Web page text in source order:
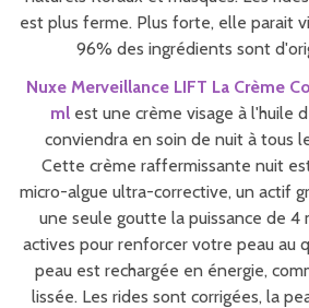
est plus ferme. Plus forte, elle parait
96% des ingrédients sont
Nuxe Merveillance LIFT La Crème
ml est une crème visage à l'huile
conviendra en soin de nuit à tous
Cette crème raffermissante nuit
micro-algue ultra-corrective, un actif
une seule goutte la puissance de 4
actives pour renforcer votre peau au
peau est rechargée en énergie,
lissée. Les rides sont corrigées, la